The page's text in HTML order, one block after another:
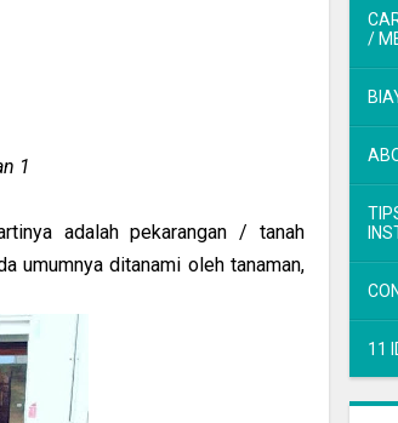
1
adalah pekarangan / tanah
umumnya ditanami oleh tanaman,
/
11